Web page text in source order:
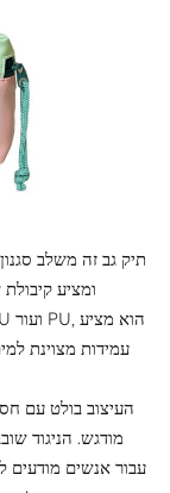
תיק גב זה משלב
עמידות מצוינת
העיצוב בולט עם
מודגש. הניגוד